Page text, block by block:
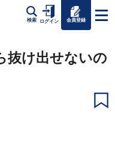
検索 ログイン 会員登録
抜け出せないの